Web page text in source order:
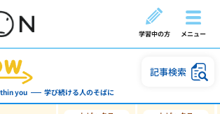
学習中の方 メニュー
you 学び続ける人のそばに
記事検索